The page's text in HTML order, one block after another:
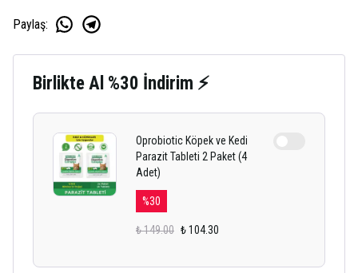
Paylaş:
Birlikte Al %30 İndirim ⚡
Oprobiotic Köpek ve Kedi
Parazit Tableti 2 Paket (4
Adet)
%30
₺ 149.00 ₺ 104.30